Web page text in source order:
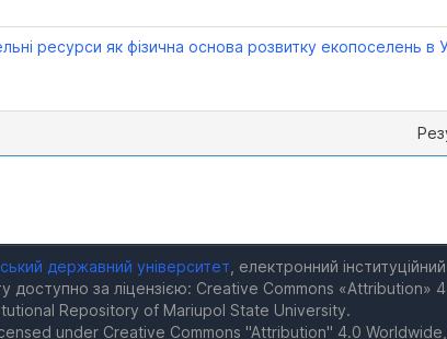
ресурси як фізична основа розвитку екопоселень в
державний університет , електронний
доступно за ліцензією: Creative Commons «Attribution»
Repository of Mariupol State University.
under Creative Commons "Attribution" 4.0